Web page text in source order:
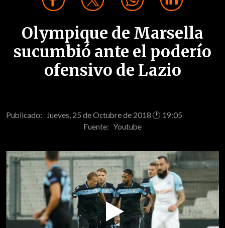
Olympique de Marsella
sucumbió ante el poderío
ofensivo de Lazio
Publicado: Jueves, 25 de Octubre de 2018 🕐 19:05
Fuente: Youtube
Play
Video